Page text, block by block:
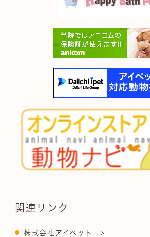
関連リンク
株式会社アイペット >